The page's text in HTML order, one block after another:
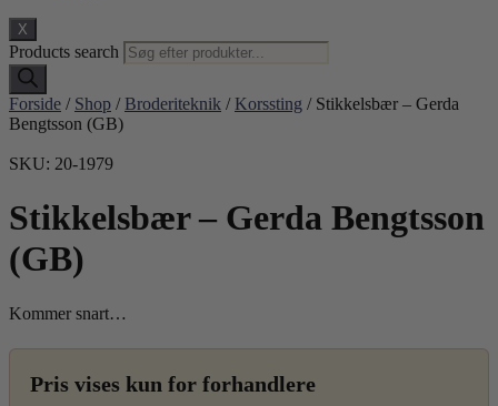
X
Products search
Forside / Shop / Broderiteknik / Korssting / Stikkelsbær – Gerda
Bengtsson (GB)
SKU: 20-1979
Stikkelsbær – Gerda Bengtsson
(GB)
Kommer snart…
Pris vises kun for forhandlere